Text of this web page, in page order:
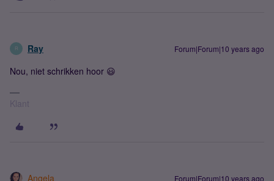
R Ray Forum|Forum|10 years ago
Nou, niet schrikken hoor 😃
Klant
Angela Forum|Forum|10 years ago